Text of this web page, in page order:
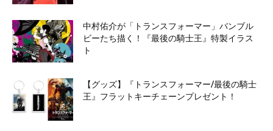
中村佑介が「トランスフォーマー」バンブル
ビーたち描く！『最後の騎士王』特製イラス
ト
【グッズ】『トランスフォーマー/最後の騎士
王』フラットキーチェーンプレゼント！